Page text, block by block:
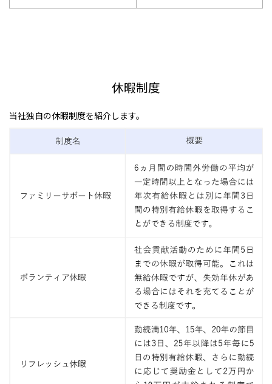
休暇制度
当社独自の休暇制度を紹介します。